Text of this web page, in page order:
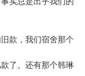
款，我们宿舍那个
了。还有那个韩琳